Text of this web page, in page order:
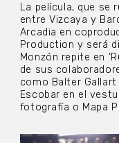
La película, que se
entre Vizcaya y
Arcadia en
Production y será
Monzón repite en
de sus
como Balter
Escobar en el
fotografía o Mapa